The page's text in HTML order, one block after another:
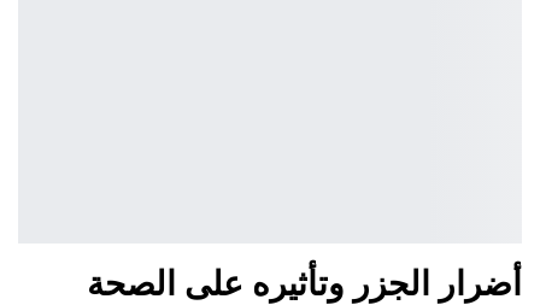
أضرار الجزر وتأثيره على الصحة